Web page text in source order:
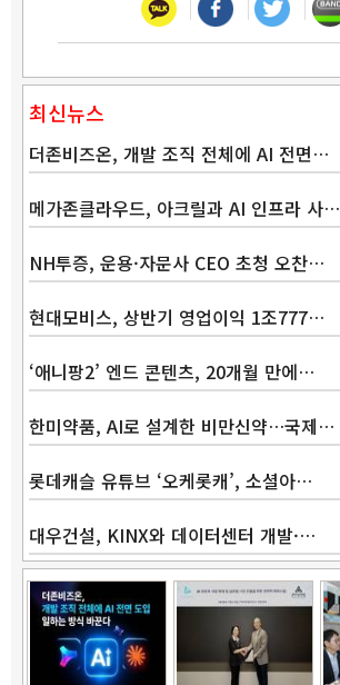
최신뉴스
더존비즈온, 개발 조직 전체에 AI 전면…
메가존클라우드, 아크릴과 AI 인프라 사…
NH투증, 운용·자문사 CEO 초청 오찬…
현대모비스, 상반기 영업이익 1조777…
‘애니팡2’ 엔드 콘텐츠, 20개월 만에…
한미약품, AI로 설계한 비만신약…국제…
롯데캐슬 유튜브 ‘오케롯캐’, 소셜아…
대우건설, KINX와 데이터센터 개발·…